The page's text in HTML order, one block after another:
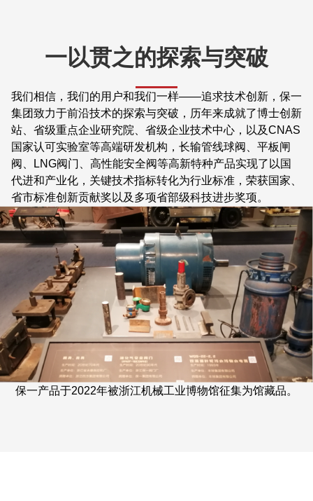
一以贯之的探索与突破
我们相信，我们的用户和我们一样——追求技术创新，保一
集团致力于前沿技术的探索与突破，历年来成就了博士创新
站、省级重点企业研究院、省级企业技术中心，以及CNAS
国家认可实验室等高端研发机构，长输管线球阀、平板闸
阀、LNG阀门、高性能安全阀等高新特种产品实现了以国
代进和产业化，关键技术指标转化为行业标准，荣获国家、
省市标准创新贡献奖以及多项省部级科技进步奖项。
保一产品于2022年被浙江机械工业博物馆征集为馆藏品。